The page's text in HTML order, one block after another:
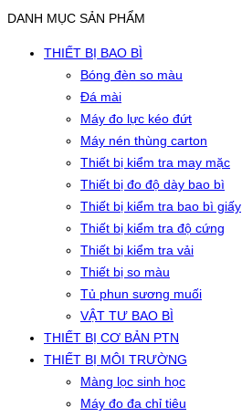
DANH MỤC SẢN PHẨM
THIẾT BỊ BAO BÌ
Bóng đèn so màu
Đá mài
Máy đo lực kéo đứt
Máy nén thùng carton
Thiết bị kiểm tra may mặc
Thiết bị đo độ dày bao bì
Thiết bị kiểm tra bao bì giấy
Thiết bị kiểm tra độ cứng
Thiết bị kiểm tra vải
Thiết bị so màu
Tủ phun sương muối
VẬT TƯ BAO BÌ
THIẾT BỊ CƠ BẢN PTN
THIẾT BỊ MÔI TRƯỜNG
Màng lọc sinh học
Máy đo đa chỉ tiêu